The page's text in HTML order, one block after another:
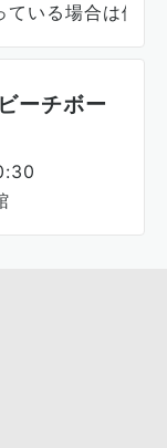
いる場合は他
ーチボー